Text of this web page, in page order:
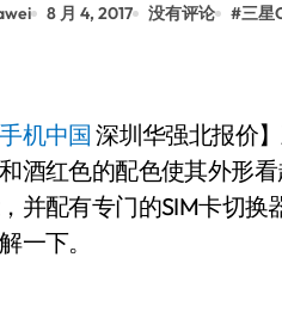
8 月 4, 2017 没有评论 #三星
手机中国 深圳华强北报价
酒红色的配色使其外形
并配有专门的SIM卡切
一下。